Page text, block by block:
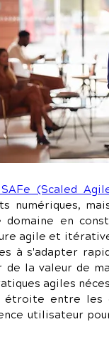
(Scaled
numériques,
domaine en
agile et
à s'adapter
la valeur de
agiles
étroite entre les
utilisateur